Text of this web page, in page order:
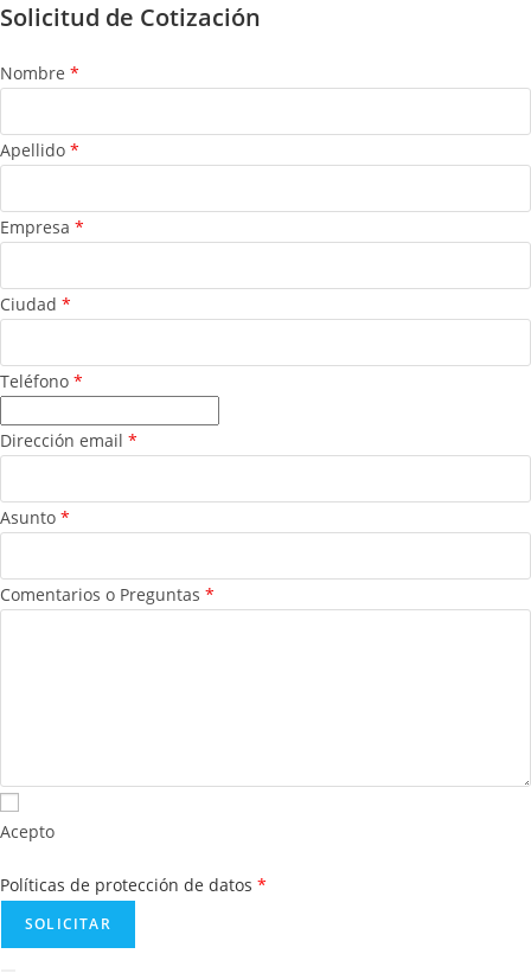
Solicitud de Cotización
Nombre *
Apellido *
Empresa *
Ciudad *
Teléfono *
Dirección email *
Asunto *
Comentarios o Preguntas *
Acepto
Políticas de protección de datos *